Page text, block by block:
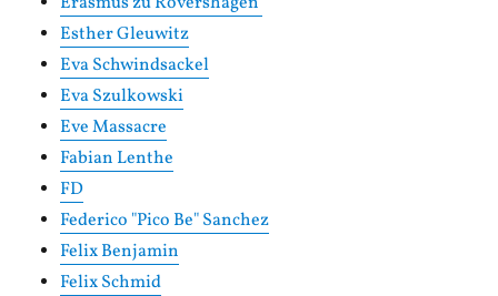
Esther Gleuwitz
Eva Schwindsackel
Eva Szulkowski
Eve Massacre
Fabian Lenthe
FD
Federico "Pico Be" Sanchez
Felix Benjamin
Felix Schmid